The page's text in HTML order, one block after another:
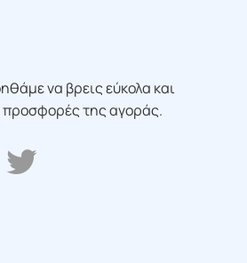
να βρεις εύκολα και
προσφορές της αγοράς.